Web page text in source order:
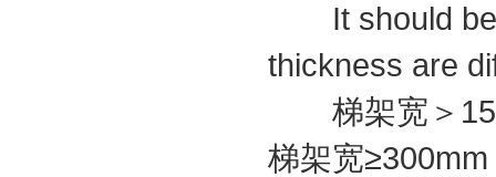
It should be
thickness are
梯架宽＞
梯架宽